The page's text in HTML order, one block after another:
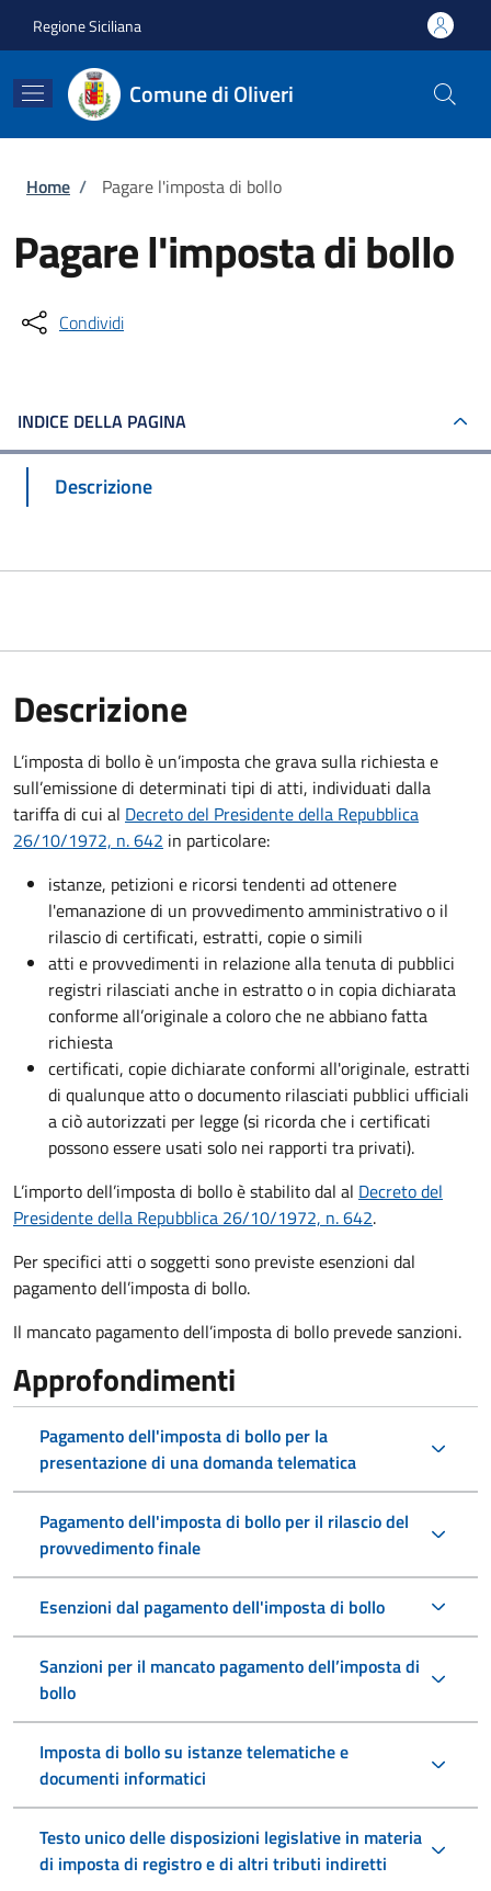
Regione Siciliana
Comune di Oliveri
Briciole di pane
Home / Pagare l'imposta di bollo
Pagare l'imposta di bollo
Condividi
INDICE DELLA PAGINA
Descrizione
Descrizione
L’imposta di bollo è un’imposta che grava sulla richiesta e
sull’emissione di determinati tipi di atti, individuati dalla
tariffa di cui al Decreto del Presidente della Repubblica
26/10/1972, n. 642 in particolare:
istanze, petizioni e ricorsi tendenti ad ottenere
l'emanazione di un provvedimento amministrativo o il
rilascio di certificati, estratti, copie o simili
atti e provvedimenti in relazione alla tenuta di pubblici
registri rilasciati anche in estratto o in copia dichiarata
conforme all’originale a coloro che ne abbiano fatta
richiesta
certificati, copie dichiarate conformi all'originale, estratti
di qualunque atto o documento rilasciati pubblici ufficiali
a ciò autorizzati per legge (si ricorda che i certificati
possono essere usati solo nei rapporti tra privati).
L’importo dell’imposta di bollo è stabilito dal al Decreto del
Presidente della Repubblica 26/10/1972, n. 642.
Per specifici atti o soggetti sono previste esenzioni dal
pagamento dell’imposta di bollo.
Il mancato pagamento dell’imposta di bollo prevede sanzioni.
Approfondimenti
Pagamento dell'imposta di bollo per la
presentazione di una domanda telematica
Pagamento dell'imposta di bollo per il rilascio del
provvedimento finale
Esenzioni dal pagamento dell'imposta di bollo
Sanzioni per il mancato pagamento dell’imposta di
bollo
Imposta di bollo su istanze telematiche e
documenti informatici
Testo unico delle disposizioni legislative in materia
di imposta di registro e di altri tributi indiretti